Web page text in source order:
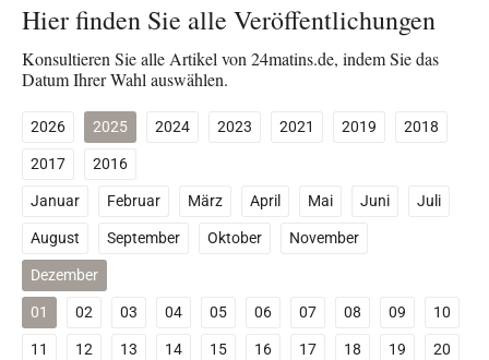
Hier finden Sie alle Veröffentlichungen
Konsultieren Sie alle Artikel von 24matins.de, indem Sie das
Datum Ihrer Wahl auswählen.
2026 2025 2024 2023 2021 2019
2018
2017
2016
Januar
Februar März April Mai Juni
Juli
August
September Oktober
November
Dezember
01
02 03 04 05 06 07 08 09
10
11
12 13 14 15 16 17 18 19
20